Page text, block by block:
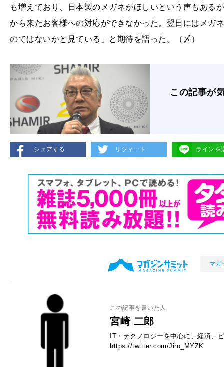
も増えており、日本製のメガネがほしいという声もある
から来たお客様への対応ができなかった。翌日にはメガ
のではないかと見ている」と期待を語った。（〆）
この記事が
シェアする リツィート ラインを
マガ
この記事を書いた人
宮崎 二郎
IT・テクノロジーを中心に、経済、
https://twitter.com/Jiro_MYZK